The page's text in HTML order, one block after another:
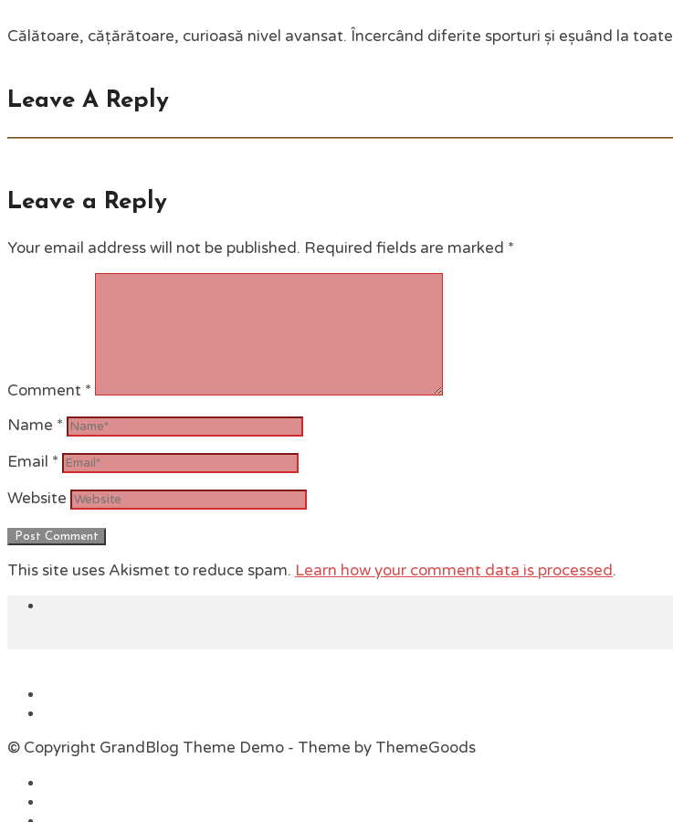
Călătoare, cățărătoare, curioasă nivel avansat. Încercând diferite sporturi și eșuând la toate
Leave A Reply
Leave a Reply
Your email address will not be published. Required fields are marked *
Comment *
Name *
Email *
Website
This site uses Akismet to reduce spam. Learn how your comment data is processed.
© Copyright GrandBlog Theme Demo - Theme by ThemeGoods